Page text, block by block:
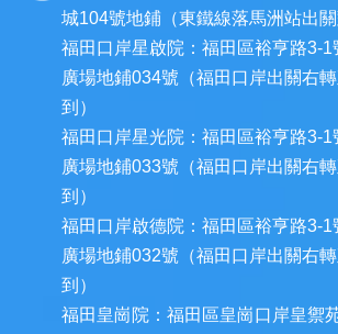
城104號地鋪（東鐵線落馬洲站出關
福田口岸星啟院：福田區裕亨路3-1
廣場地鋪034號（福田口岸出關右
到）
福田口岸星光院：福田區裕亨路3-1
廣場地鋪033號（福田口岸出關右
到）
福田口岸啟德院：福田區裕亨路3-1
廣場地鋪032號（福田口岸出關右
到）
福田皇崗院：福田區皇崗口岸皇禦